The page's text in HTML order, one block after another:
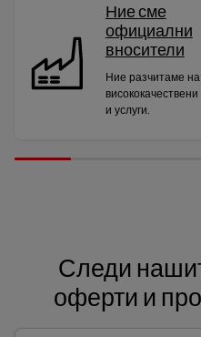
Ние сме
официални
вносители
Ние разчитаме на
и услуги.
Следи
оферти и